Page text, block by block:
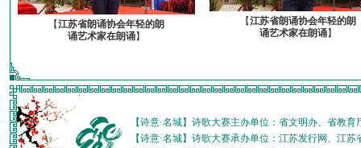
【江苏省朗诵协会年轻的朗
诵艺术家在朗诵】
【江苏省朗诵协会年轻的朗
诵艺术家在朗诵】
【诗意·名城】诗歌大赛主办单位：省文明办、省教
【诗意·名城】诗歌大赛承办单位：江苏发行网、江